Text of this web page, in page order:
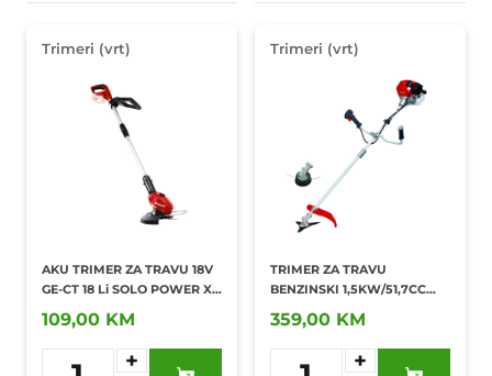
Trimeri (vrt)
AKU TRIMER ZA TRAVU 18V
GE-CT 18 Li SOLO POWER X-
CHANGE/3411172
109,00 KM
+
Trimeri (vrt)
TRIMER ZA TRAVU
BENZINSKI 1,5KW/51,7CC
GC-BC 52-3436540
359,00 KM
+